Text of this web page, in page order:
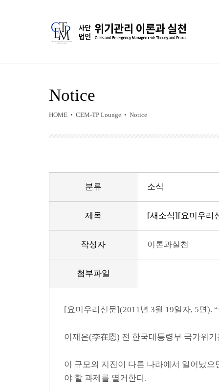
Notice
HOME • CEM-TP Lounge • Notice
분류 소식
제목 [새소식][요미우리
작성자 이론과실천
첨부파일
[요미우리신문](2011년 3월 19일자, 5면).
이재은(李在恩) 전 한국대통령부 국가위
이 규모의 지진이 다른 나라에서 일어났
야 할 과제를 열거한다.